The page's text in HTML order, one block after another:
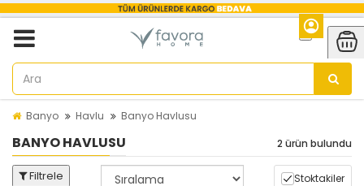
Banyo Havlu Banyo Havlusu
BANYO HAVLUSU 2 ürün bulundu
Filtrele Stoktakiler